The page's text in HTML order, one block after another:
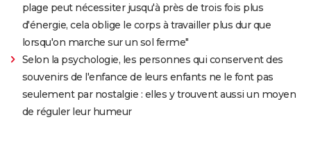
plage peut nécessiter jusqu'à près de trois fois plus
d'énergie, cela oblige le corps à travailler plus dur que
lorsqu'on marche sur un sol ferme"
Selon la psychologie, les personnes qui conservent des
souvenirs de l'enfance de leurs enfants ne le font pas
seulement par nostalgie : elles y trouvent aussi un moyen
de réguler leur humeur